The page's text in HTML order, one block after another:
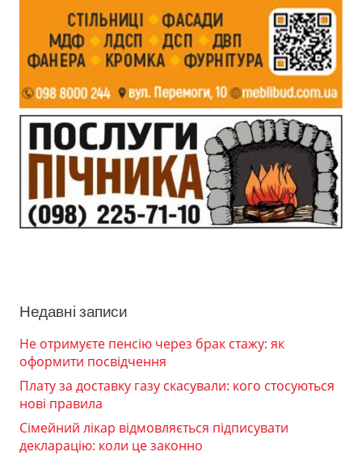
Недавні записи
Не отримуєте пенсію через брак стажу: як
оформити посвідчення
Плату за доставку газу скасували: кого стосуються
нові правила
Сімейний лікар відмовляється підписувати
декларацію: коли це законно